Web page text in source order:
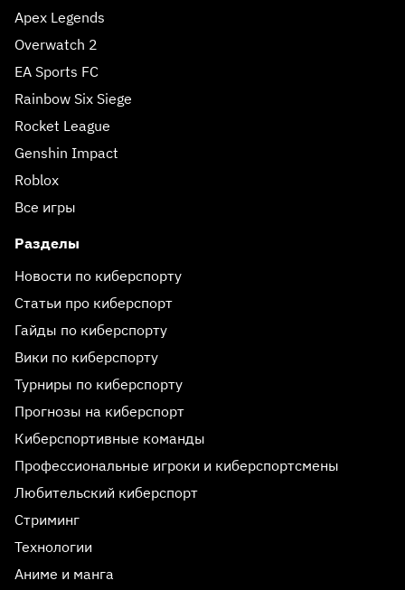
Apex Legends
Overwatch 2
EA Sports FC
Rainbow Six Siege
Rocket League
Genshin Impact
Roblox
Все игры
Разделы
Новости по киберспорту
Статьи про киберспорт
Гайды по киберспорту
Вики по киберспорту
Турниры по киберспорту
Прогнозы на киберспорт
Киберспортивные команды
Профессиональные игроки и киберспортсмены
Любительский киберспорт
Стриминг
Технологии
Аниме и манга